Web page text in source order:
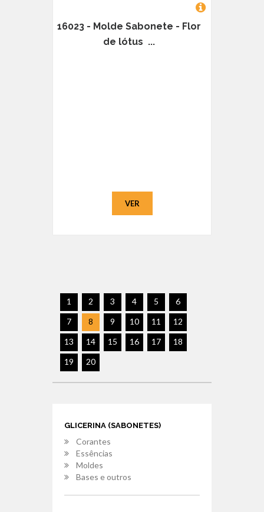
16023 - Molde Sabonete - Flor
de lótus ...
VER
1 2 3 4 5
6
7
8 9 10 11
12
13
14 15 16 17
18
19
20
GLICERINA (SABONETES)
Corantes
Essências
Moldes
Bases e outros